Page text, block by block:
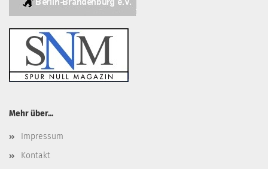
Mehr über...
Impressum
Kontakt